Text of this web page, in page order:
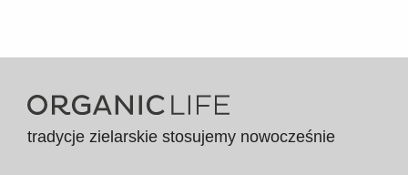
tradycje zielarskie stosujemy nowocześnie